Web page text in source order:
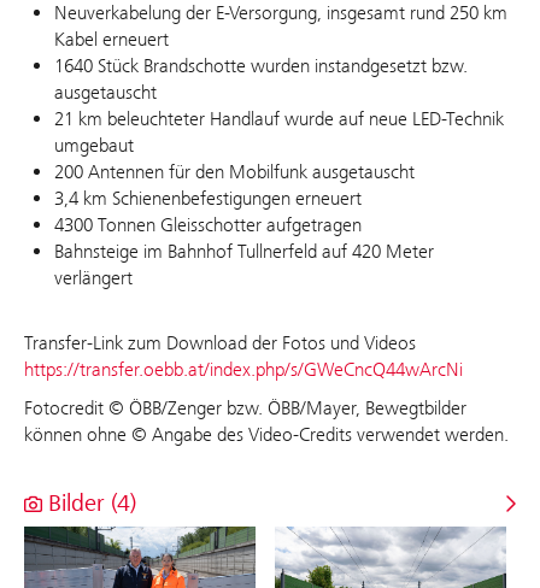
Neuverkabelung der E-Versorgung, insgesamt rund 250 km
Kabel erneuert
1640 Stück Brandschotte wurden instandgesetzt bzw.
ausgetauscht
21 km beleuchteter Handlauf wurde auf neue LED-Technik
umgebaut
200 Antennen für den Mobilfunk ausgetauscht
3,4 km Schienenbefestigungen erneuert
4300 Tonnen Gleisschotter aufgetragen
Bahnsteige im Bahnhof Tullnerfeld auf 420 Meter
verlängert
Transfer-Link zum Download der Fotos und Videos
https://transfer.oebb.at/index.php/s/GWeCncQ44wArcNi
Fotocredit © ÖBB/Zenger bzw. ÖBB/Mayer, Bewegtbilder
können ohne © Angabe des Video-Credits verwendet werden.
Bilder (4)